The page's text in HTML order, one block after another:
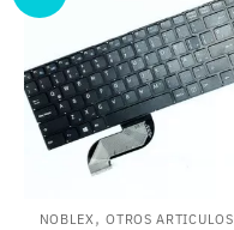
NOBLEX ,OTROS ARTICULOS